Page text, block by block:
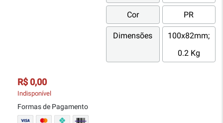
Cor PR
Dimensões
100x82mm;
0.2 Kg
R$ 0,00
Indisponível
Formas de Pagamento